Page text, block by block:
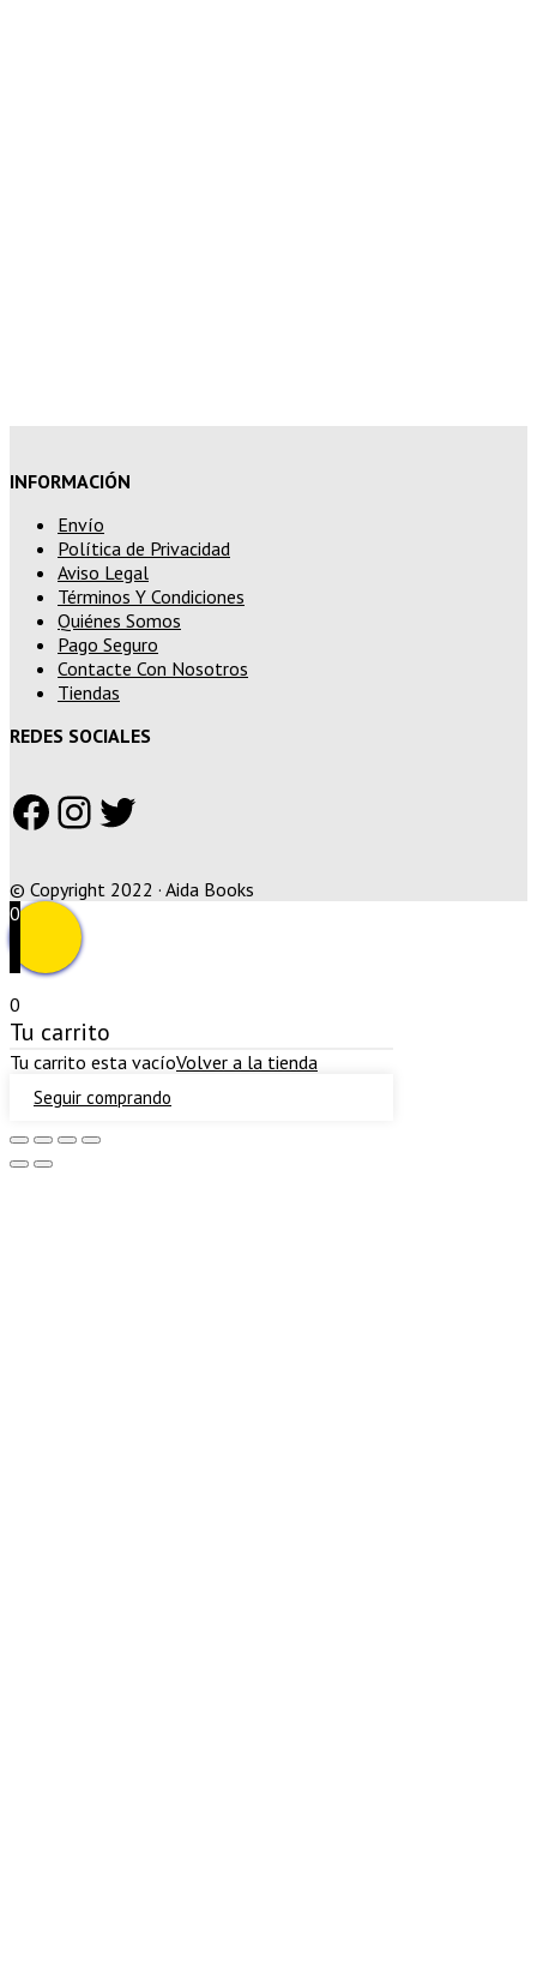
INFORMACIÓN
Envío
Política de Privacidad
Aviso Legal
Términos Y Condiciones
Quiénes Somos
Pago Seguro
Contacte Con Nosotros
Tiendas
REDES SOCIALES
Facebook
Instagram
Twitter
© Copyright 2022 · Aida Books
0
0
Tu carrito
Tu carrito esta vacíoVolver a la tienda
Seguir comprando